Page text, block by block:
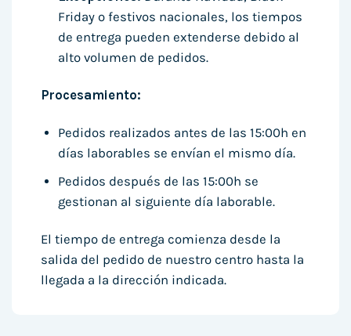
Friday o festivos nacionales, los tiempos
de entrega pueden extenderse debido al
alto volumen de pedidos.
Procesamiento:
Pedidos realizados antes de las 15:00h en
días laborables se envían el mismo día.
Pedidos después de las 15:00h se
gestionan al siguiente día laborable.
El tiempo de entrega comienza desde la
salida del pedido de nuestro centro hasta la
llegada a la dirección indicada.